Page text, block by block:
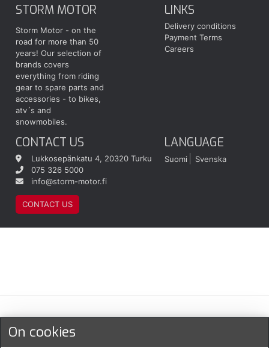
STORM MOTOR
Storm Motor - on the
road for more than 50
years! Our selection of
brands covers
everything from riding
gear to spare parts and
accessories - to bikes,
atv´s and
snowmobiles.
LINKS
Delivery conditions
Payment Terms
Careers
CONTACT US
Lukkosepänkatu 4, 20320 Turku
075 326 5000
info@storm-motor.fi
CONTACT US
LANGUAGE
Suomi Svenska
Maksu- ja toimitustavat
On cookies